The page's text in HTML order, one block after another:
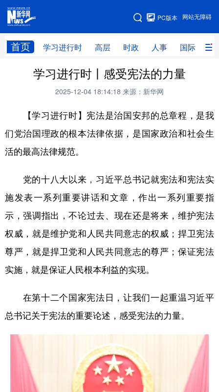
网站无障碍
PC版本
首页 学习进行时 高层 时政 人事 国际 财
网站地图
学习进行时 高层 时政 人事
财经 网评
台湾 思客智库 全球连线 教育
科技 科创 量子 体育
文化 书画
访谈 视频 图片 政务
法律 中央文件 金融 汽车
食品 人居 信息化 数字经济
学术中国 乡村振兴 银龄 溯源中国
城市 旅游 能源 会展
公益 一带一路 亚太网 上市公司
文化产业
地方频道
北京 天津 河北 山西
学习进行时丨感受宪法的力量
2025-12-04 18:14:18 来源：新华网
【学习进行时】宪法是治国安邦的总章程，是我
们党治国理政的根本法律依据，是国家政治和社会生
活的最高法律规范。
党的十八大以来，习近平总书记就宪法和宪法实
施发表一系列重要讲话和文章，作出一系列重要指
示，强调指出，不论过去、现在还是将来，维护宪法
权威，就是维护党和人民共同意志的权威；捍卫宪法
尊严，就是捍卫党和人民共同意志的尊严；保证宪法
实施，就是保证人民根本利益的实现。
在第十二个国家宪法日，让我们一起重温习近平
总书记关于宪法的重要论述，感受宪法的力量。